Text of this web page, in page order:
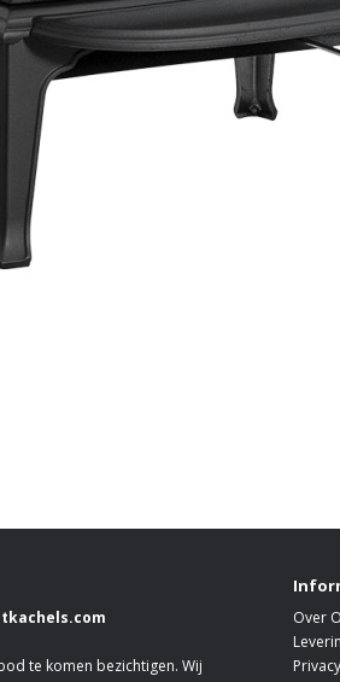
te komen bezichtigen. Wij
Over